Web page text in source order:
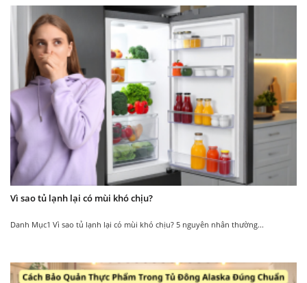
Tham khảo các mẫutủ đôngcùng loại
Tủ đông kính cong
550CI
New
Vì sao tủ lạnh lại có mùi khó chịu?
Danh Mục1 Vì sao tủ lạnh lại có mùi khó chịu? 5 nguyên nhân thường...